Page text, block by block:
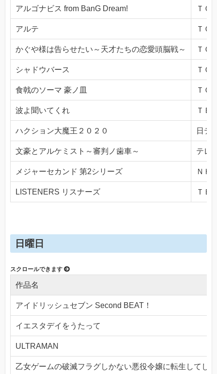
アルゴナビス from BanG Dream! ＴＯ
アルテ ＴＯ
かぐや様は告らせたい～天才たちの恋愛頭脳戦～ ＴＯ
シャドウバース ＴＯ
食戟のソーマ 豪ノ皿 ＴＯ
波よ聞いてくれ ＴＢ
ハクション大魔王２０２０ 日テ
文豪とアルケミスト～審判ノ歯車～ テレ
メジャーセカンド 第2シリーズ ＮＨ
LISTENERS リスナーズ ＴＢ
日曜日
作品名
アイドリッシュセブン Second BEAT！
イエスタデイをうたって
ULTRAMAN
乙女ゲームの破滅フラグしかない悪役令嬢に転生してし